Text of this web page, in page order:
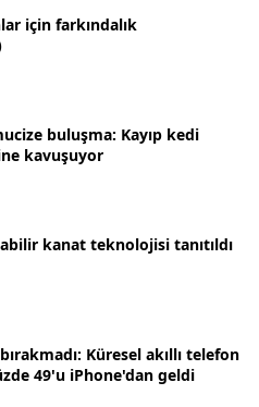
için farkındalık
buluşma: Kayıp kedi
kavuşuyor
kanat teknolojisi tanıtıldı
Küresel akıllı telefon
49'u iPhone'dan geldi